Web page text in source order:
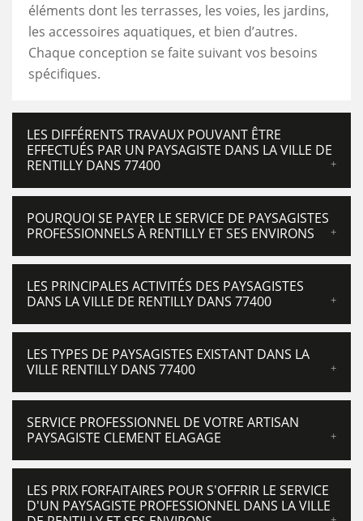
éléments dont les terrasses, les voies, les jardins,
les accessoires aquatiques, et bien d’autres.
Chaque conception se faite suivant vos besoins
spécifiques.
LES DIFFÉRENTS TRAVAUX POUVANT ÊTRE
EFFECTUÉS PAR UN PAYSAGISTE DANS LA VILLE DE
RENTILLY DANS 77400
POURQUOI SE PAYER LE SERVICE DE PAYSAGISTES
PROFESSIONNELS À RENTILLY ET SES ENVIRONS
LES PRINCIPALES ACTIVITÉS DES PAYSAGISTES
DANS LA VILLE DE RENTILLY DANS 77400
LES TYPES DE PAYSAGISTES EXISTANT DANS LA
VILLE RENTILLY DANS 77400
SERVICE PROFESSIONNEL DE VOTRE ARTISAN
PAYSAGISTE CLEMENT ELAGAGE
LES PRIX FORFAITAIRES POUR S'OFFRIR LE SERVICE
D'UN PAYSAGISTE PROFESSIONNEL DANS LA VILLE